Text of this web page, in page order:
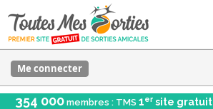
Me connecter
354 000 membres : TMS 1er site gratuit